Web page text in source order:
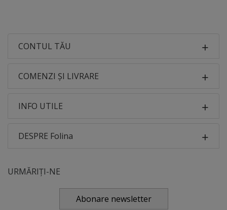
CONTUL TĂU
COMENZI ȘI LIVRARE
INFO UTILE
DESPRE Folina
URMĂRIȚI-NE
Abonare newsletter